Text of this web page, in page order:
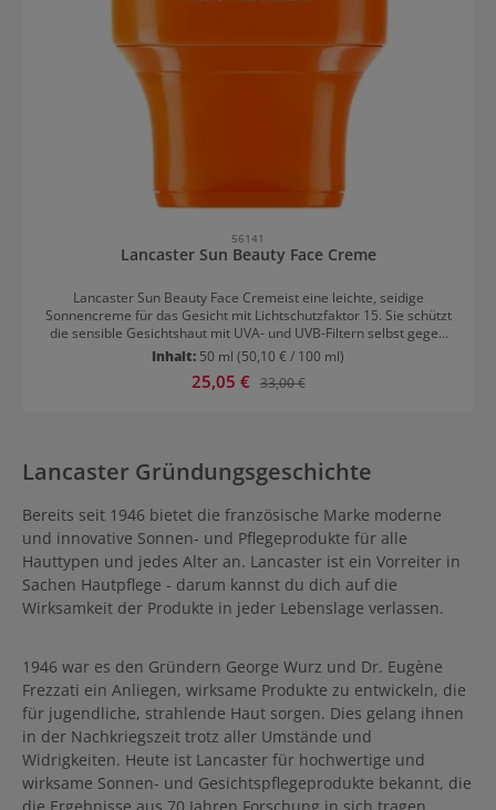
56141
Lancaster Sun Beauty Face Creme
Lancaster Sun Beauty Face Cremeist eine leichte, seidige
Sonnencreme für das Gesicht mit Lichtschutzfaktor 15. Sie schützt
die sensible Gesichtshaut mit UVA- und UVB-Filtern selbst gegen
die negativen Auswirkungen von Infrarot und sichtbarem Licht. Die
Sonnencreme mit seidiger Textur sorgt so für eine schöne, goldene
Bräune während zugleich die Spannkraft und Elastizität der Haut
sommerlichen, goldenen Teint und eine jugendliche Ausstrahlung.
bis dunkle Haut entwickelt, um ihr eine strahlende, wunderschöne
und lang anhaltende Bräunung zu verleihen und die
Hautgesundheit zu wahren. Sie ist ideal für Haut, die schnell bräunt
und nicht zu Sonnenbrand neigt. Ihre Haut verdient den besten und
hochwertigsten Sonnenschutz. Die Sun Beauty Silky Cream SPF15
von Lancaster bietet mittleren bis dunkleren Hauttypen
fassendsten Sonnenschutz und hilft dabei, eine strahlende,
Tan Activator Complex, der die Melaninproduktion fördert. Die Sun
Beauty Silky Cream SPF 15 ermöglicht es so, eine wunderschöne,
anhaltende Bräunung zu erzielen und gleichzeitig die
Jugendlichkeit der Haut zu wahren.
Inhalt: 50 ml (50,10 € / 100 ml)
Verkaufspreis:
25,05 € Regulärer Preis:
33,00 €
Lancaster Gründungsgeschichte
Bereits seit 1946 bietet die französische Marke moderne
und innovative Sonnen- und Pflegeprodukte für alle
Hauttypen und jedes Alter an. Lancaster ist ein Vorreiter in
Sachen Hautpflege - darum kannst du dich auf die
Wirksamkeit der Produkte in jeder Lebenslage verlassen.
1946 war es den Gründern George Wurz und Dr. Eugène
Frezzati ein Anliegen, wirksame Produkte zu entwickeln, die
für jugendliche, strahlende Haut sorgen. Dies gelang ihnen
in der Nachkriegszeit trotz aller Umstände und
Widrigkeiten. Heute ist Lancaster für hochwertige und
wirksame Sonnen- und Gesichtspflegeprodukte bekannt, die